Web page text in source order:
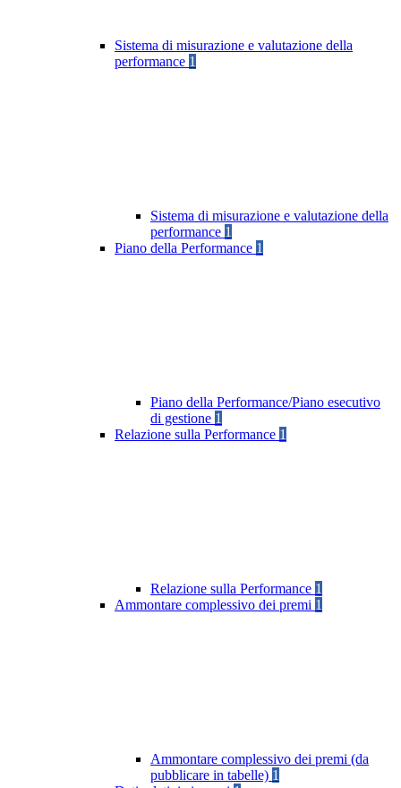
Sistema di misurazione e valutazione della
performance 1
Sistema di misurazione e valutazione della
performance 1
Piano della Performance 1
Piano della Performance/Piano esecutivo
di gestione 1
Relazione sulla Performance 1
Relazione sulla Performance 1
Ammontare complessivo dei premi 1
Ammontare complessivo dei premi (da
pubblicare in tabelle) 1